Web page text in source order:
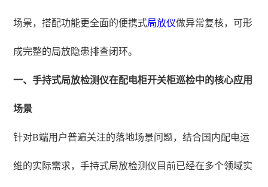
场景，搭配功能更全面的便携式局放仪做异常复核，可形
成完整的局放隐患排查闭环。
一、手持式局放检测仪在配电柜开关柜巡检中的核心应用
场景
针对B端用户普遍关注的落地场景问题，结合国内配电运
维的实际需求，手持式局放检测仪目前已经在多个领域实